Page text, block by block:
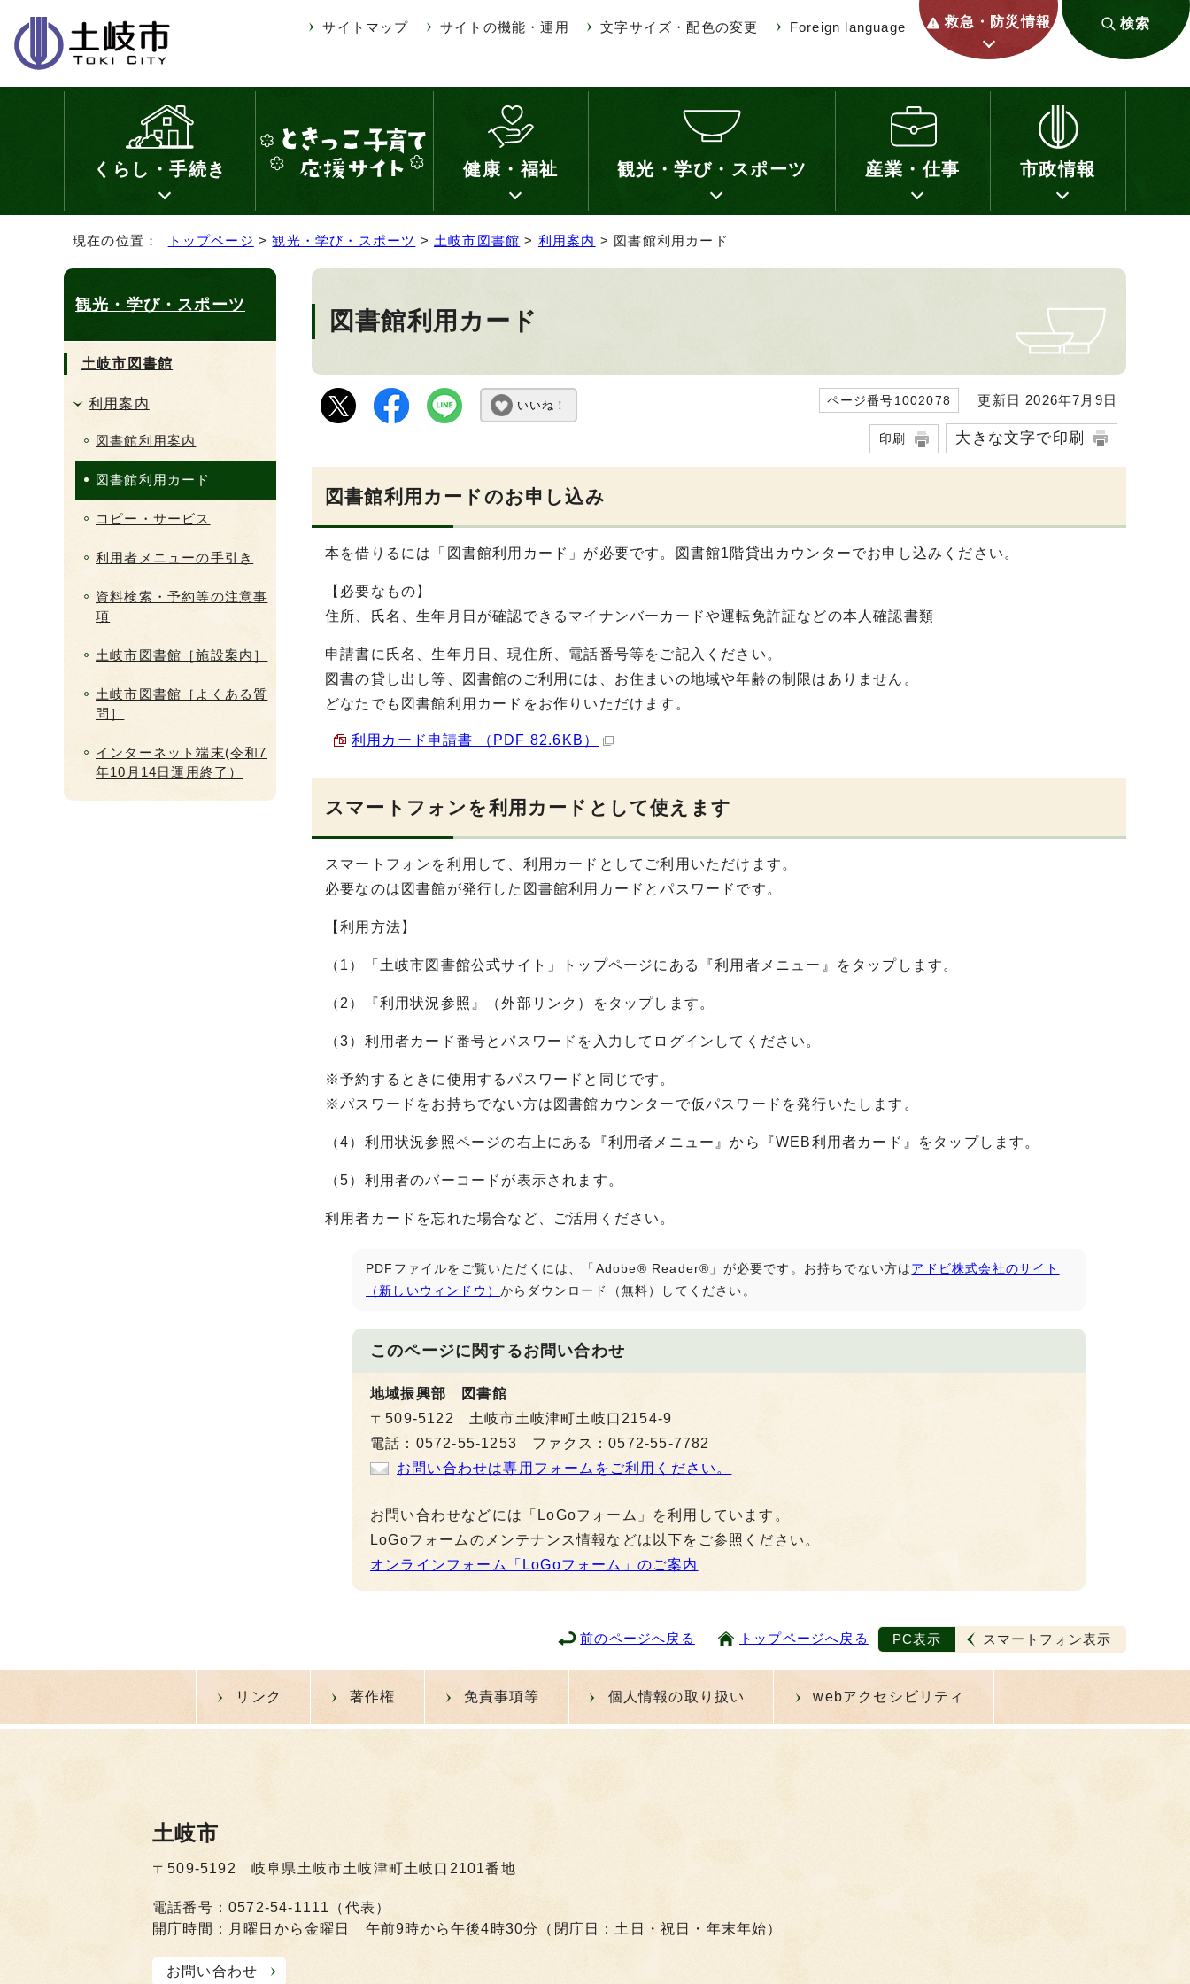
サイトマップ サイトの機能・運用 文字サイズ・配色の変更 Foreign language 救急・防災情報 検索
くらし・手続き 健康・福祉 観光・学び・スポーツ 産業・仕事 市政情報
現在の位置： トップページ >観光・学び・スポーツ > 土岐市図書館 > 利用案内 > 図書館利用カード
図書館利用カード
いいね！ ページ番号1002078 更新日 2026年7月9日
印刷 大きな文字で印刷
図書館利用カードのお申し込み
本を借りるには「図書館利用カード」が必要です。図書館1階貸出カウンターでお申し込みください。
【必要なもの】
住所、氏名、生年月日が確認できるマイナンバーカードや運転免許証などの本人確認書類
申請書に氏名、生年月日、現住所、電話番号等をご記入ください。
図書の貸し出し等、図書館のご利用には、お住まいの地域や年齢の制限はありません。
どなたでも図書館利用カードをお作りいただけます。
利用カード申請書 （PDF 82.6KB）
スマートフォンを利用カードとして使えます
スマートフォンを利用して、利用カードとしてご利用いただけます。
必要なのは図書館が発行した図書館利用カードとパスワードです。
【利用方法】
（1）「土岐市図書館公式サイト」トップページにある『利用者メニュー』をタップします。
（2）『利用状況参照』（外部リンク）をタップします。
（3）利用者カード番号とパスワードを入力してログインしてください。
※予約するときに使用するパスワードと同じです。
※パスワードをお持ちでない方は図書館カウンターで仮パスワードを発行いたします。
（4）利用状況参照ページの右上にある『利用者メニュー』から『WEB利用者カード』をタップします。
（5）利用者のバーコードが表示されます。
利用者カードを忘れた場合など、ご活用ください。
PDFファイルをご覧いただくには、「Adobe® Reader®」が必要です。お持ちでない方はアドビ株式会社のサイト
（新しいウィンドウ） からダウンロード（無料）してください。
このページに関するお問い合わせ
地域振興部 図書館
〒509-5122 土岐市土岐津町土岐口2154-9
電話：0572-55-1253 ファクス：0572-55-7782
お問い合わせは専用フォームをご利用ください。
お問い合わせなどには「LoGoフォーム」を利用しています。
LoGoフォームのメンテナンス情報などは以下をご参照ください。
オンラインフォーム「LoGoフォーム」のご案内
観光・学び・スポーツ
土岐市図書館
利用案内
図書館利用案内
図書館利用カード
コピー・サービス
利用者メニューの手引き
資料検索・予約等の注意事
項
土岐市図書館［施設案内］
土岐市図書館［よくある質
問］
インターネット端末(令和7
年10月14日運用終了）
前のページへ戻る トップページへ戻る PC表示 スマートフォン表示
リンク 著作権 免責事項等 個人情報の取り扱い webアクセシビリティ
土岐市
〒509-5192 岐阜県土岐市土岐津町土岐口2101番地
電話番号：0572-54-1111（代表）
開庁時間：月曜日から金曜日 午前9時から午後4時30分（閉庁日：土日・祝日・年末年始）
お問い合わせ